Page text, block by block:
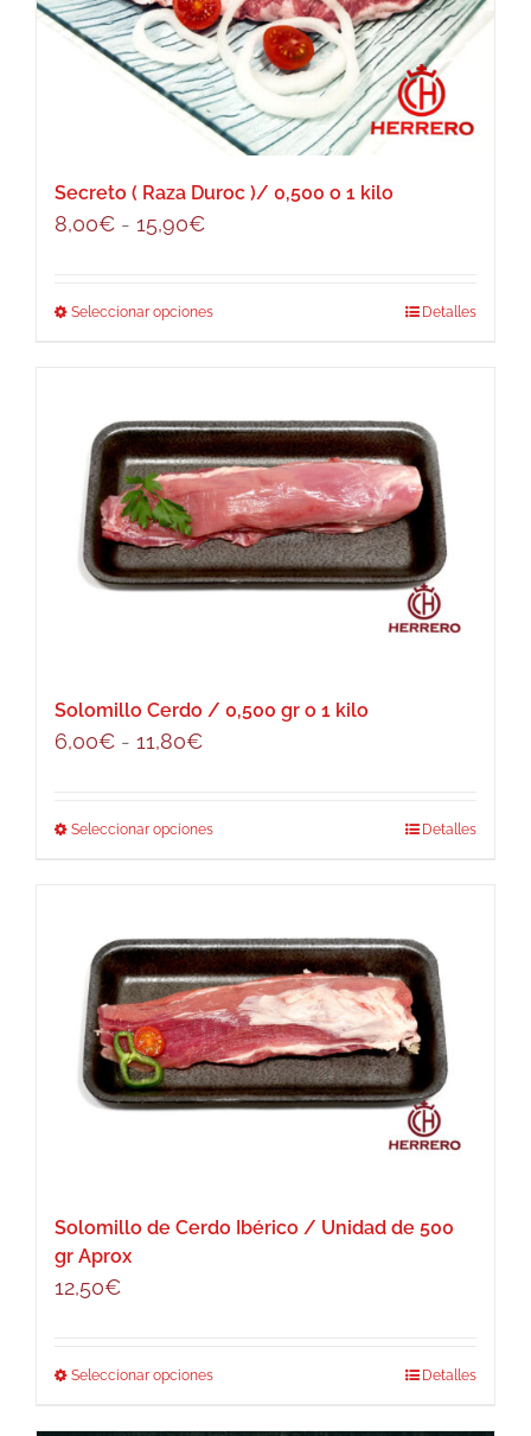
Secreto ( Raza Duroc )/ 0,500 o 1 kilo
8,00€ - 15,90€Rango
desde
15,90€
Seleccionar opcionesEste
variantes.
Las
opciones
se
pueden
página
Detalles
Solomillo Cerdo / 0,500 gr o 1 kilo
6,00€ - 11,80€Rango
desde
11,80€
Seleccionar opcionesEste
variantes.
Las
opciones
se
pueden
página
Detalles
Solomillo de Cerdo Ibérico / Unidad de 500
gr Aprox
12,50€
Seleccionar opcionesEste
Detalles